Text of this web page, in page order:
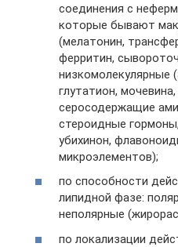
соединения с
которые бывают
(мелатонин,
ферритин,
низкомолекулярные
глутатион,
серосодержащие
стероидные
убихинон,
микроэлементов);
по способности
липидной фазе:
неполярные
по локализации